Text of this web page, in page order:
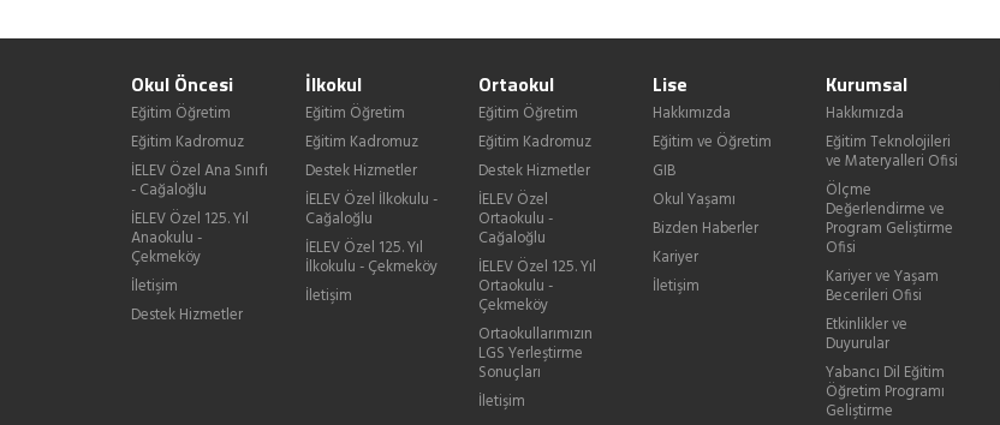
Okul Öncesi
Eğitim Öğretim
Eğitim Kadromuz
İELEV Özel Ana Sınıfı
- Cağaloğlu
İELEV Özel 125. Yıl
Anaokulu -
Çekmeköy
İletişim
Destek Hizmetler
İlkokul
Eğitim Öğretim
Eğitim Kadromuz
Destek Hizmetler
İELEV Özel İlkokulu -
Cağaloğlu
İELEV Özel 125. Yıl
İlkokulu - Çekmeköy
İletişim
Ortaokul
Eğitim Öğretim
Eğitim Kadromuz
Destek Hizmetler
İELEV Özel
Ortaokulu -
Cağaloğlu
İELEV Özel 125. Yıl
Ortaokulu -
Çekmeköy
Ortaokullarımızın
LGS Yerleştirme
Sonuçları
İletişim
Lise
Hakkımızda
Eğitim ve Öğretim
GIB
Okul Yaşamı
Bizden Haberler
Kariyer
İletişim
Kurumsal
Hakkımızda
Eğitim Teknolojileri
ve Materyalleri Ofisi
Ölçme
Değerlendirme ve
Program Geliştirme
Ofisi
Kariyer ve Yaşam
Becerileri Ofisi
Etkinlikler ve
Duyurular
Yabancı Dil Eğitim
Öğretim Programı
Geliştirme